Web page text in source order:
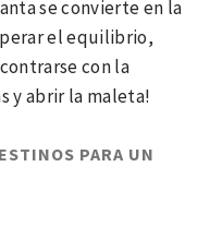
se convierte en la
el equilibrio,
con la
y abrir la maleta!
PARA UN